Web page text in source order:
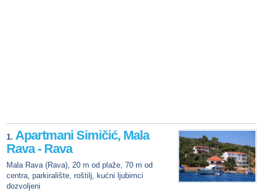
1. Apartmani Simičić, Mala
Rava - Rava
Mala Rava (Rava), 20 m od plaže, 70 m od
centra, parkiralište, roštilj, kućni ljubimci
dozvoljeni